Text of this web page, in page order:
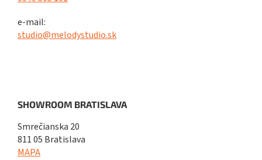
e-mail:
studio@melodystudio.sk
SHOWROOM BRATISLAVA
Smrečianska 20
811 05 Bratislava
MAPA